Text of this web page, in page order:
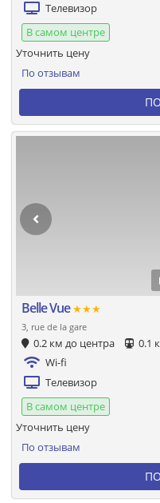
Телевизор
В самом центре
По отзывам
Уточнить цену
Belle Vue★★★
3, rue de la gare
0.2 км до центра 0.1
Wi-fi
Телевизор
В самом центре
По отзывам
Уточнить цену